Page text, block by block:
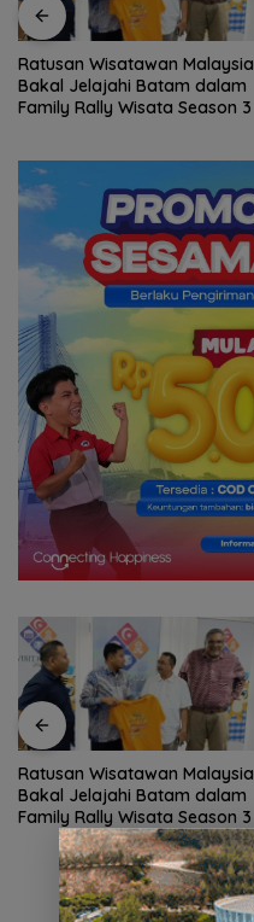
Ratusan Wisatawan Malaysia
Bakal Jelajahi Batam dalam
Family Rally Wisata Season 3
Ratusan Wisatawan Malaysia
Bakal Jelajahi Batam dalam
Family Rally Wisata Season 3